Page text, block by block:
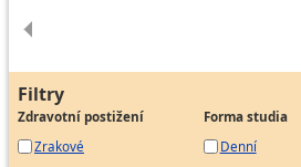
Elektrotechnik letadlových
Filtry
Zdravotní postižení
Zrakové
Forma studia
Denní